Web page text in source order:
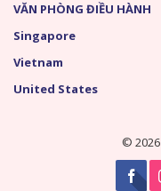
VĂN PHÒNG ĐIỀU HÀNH
Singapore
Vietnam
United States
© 2026